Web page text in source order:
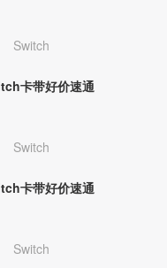
Switch
卡带好价速通
Switch
卡带好价速通
Switch